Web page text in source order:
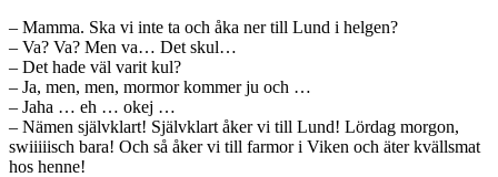
– Mamma. Ska vi inte ta och åka ner till Lund i helgen?
– Va? Va? Men va… Det skul…
– Det hade väl varit kul?
– Ja, men, men, mormor kommer ju och …
– Jaha … eh … okej …
– Nämen självklart! Självklart åker vi till Lund! Lördag morgon,
swiiiiisch bara! Och så åker vi till farmor i Viken och äter kvällsmat
hos henne!